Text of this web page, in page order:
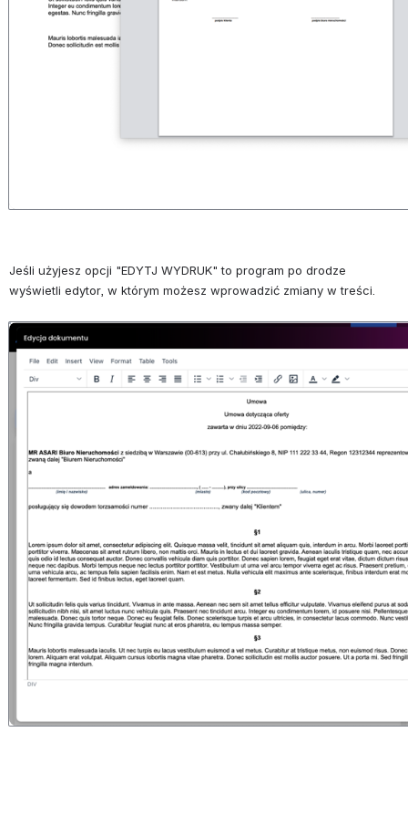
Jeśli użyjesz opcji "EDYTJ WYDRUK" to program po drodze
wyświetli edytor, w którym możesz wprowadzić zmiany w treści.
Otwórz